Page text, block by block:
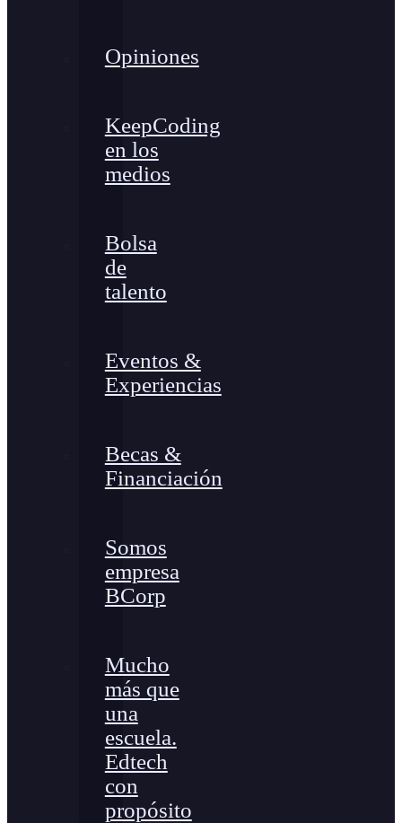
Opiniones
KeepCoding
en los
medios
Bolsa
de
talento
Eventos &
Experiencias
Becas &
Financiación
Somos
empresa
BCorp
Mucho
más que
una
escuela.
Edtech
con
propósito